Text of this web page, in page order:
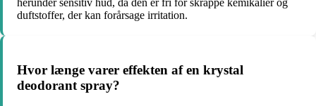
duftstoffer, der kan forårsage irritation.
Hvor længe varer effekten af en krystal
deodorant spray?